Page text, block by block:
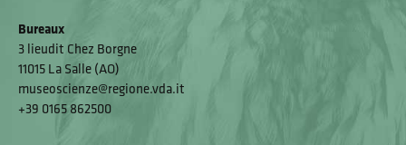
Bureaux
3 lieudit Chez Borgne
11015 La Salle (AO)
museoscienze@regione.vda.it
+39 0165 862500